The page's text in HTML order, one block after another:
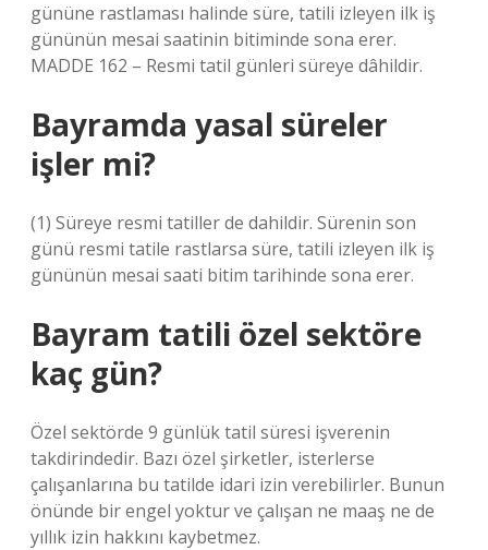
gününe rastlaması halinde süre, tatili izleyen ilk iş
gününün mesai saatinin bitiminde sona erer.
MADDE 162 – Resmi tatil günleri süreye dâhildir.
Bayramda yasal süreler
işler mi?
(1) Süreye resmi tatiller de dahildir. Sürenin son
günü resmi tatile rastlarsa süre, tatili izleyen ilk iş
gününün mesai saati bitim tarihinde sona erer.
Bayram tatili özel sektöre
kaç gün?
Özel sektörde 9 günlük tatil süresi işverenin
takdirindedir. Bazı özel şirketler, isterlerse
çalışanlarına bu tatilde idari izin verebilirler. Bunun
önünde bir engel yoktur ve çalışan ne maaş ne de
yıllık izin hakkını kaybetmez.